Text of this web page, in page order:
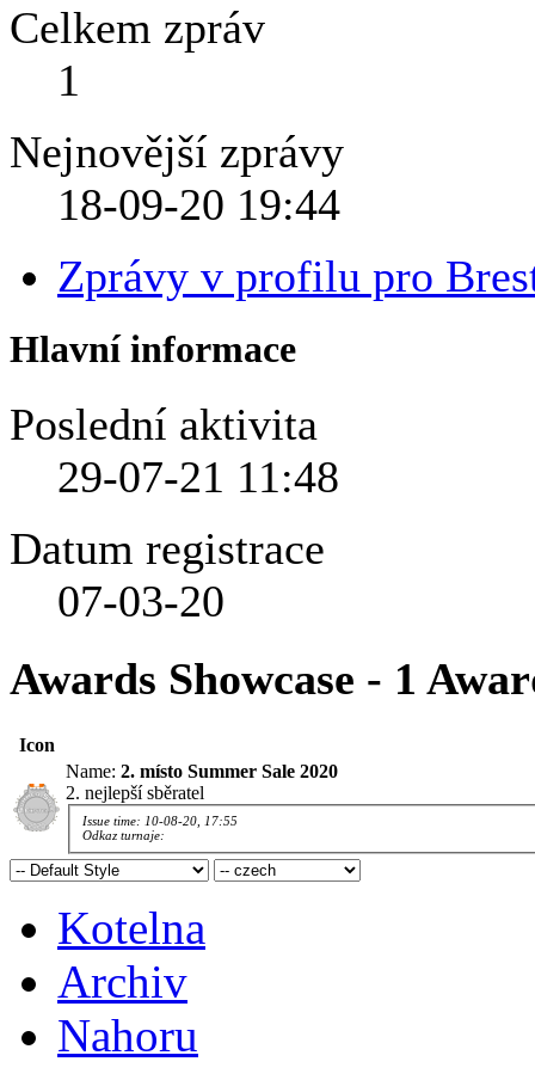
Celkem zpráv
1
Nejnovější zprávy
18-09-20 19:44
Zprávy v profilu pro
Hlavní informace
Poslední aktivita
29-07-21 11:48
Datum registrace
07-03-20
Awards Showcase - 1
Icon
Name: 2. místo Summer Sale 2020
2. nejlepší sběratel
Issue time: 10-08-20, 17:55
Odkaz turnaje:
Kotelna
Archiv
Nahoru